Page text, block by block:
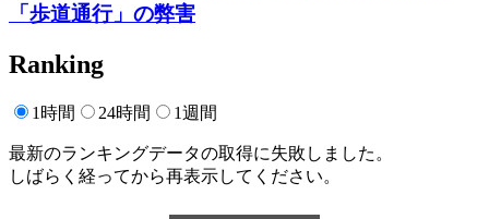
「歩道通行」の弊害
Ranking
1時間 24時間 1週間
最新のランキングデータの取得に失敗しました。
しばらく経ってから再表示してください。